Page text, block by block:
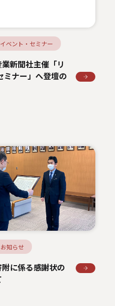
イベント・セミナー
新聞社主催「リ
ミナー」へ登壇の
お知らせ
に係る感謝状の